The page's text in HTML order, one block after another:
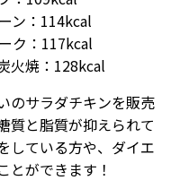
ン：114kcal
ク：117kcal
火焼：128kcal
のサラダチキンを販売
質と脂質が抑えられて
している方や、ダイエ
とができます！